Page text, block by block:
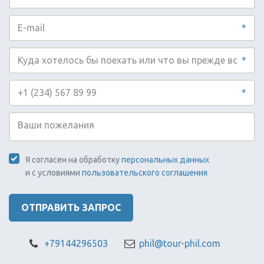
Ослобе, каньонинг на водопадах
Кавасан, снорклинг с сардинами
круиз по трём островам. Себу —
культурная столица Филиппин и
лучшая база для активного
отдыха на архипелаге.
Экскурсии на
Бохол
*
*
*
Я согласен на обработкуперсональных данных
и с условиями пользовательского соглашения
ОТПРАВИТЬ ЗАПРОС
+79144296503 phil@tour-phil.com